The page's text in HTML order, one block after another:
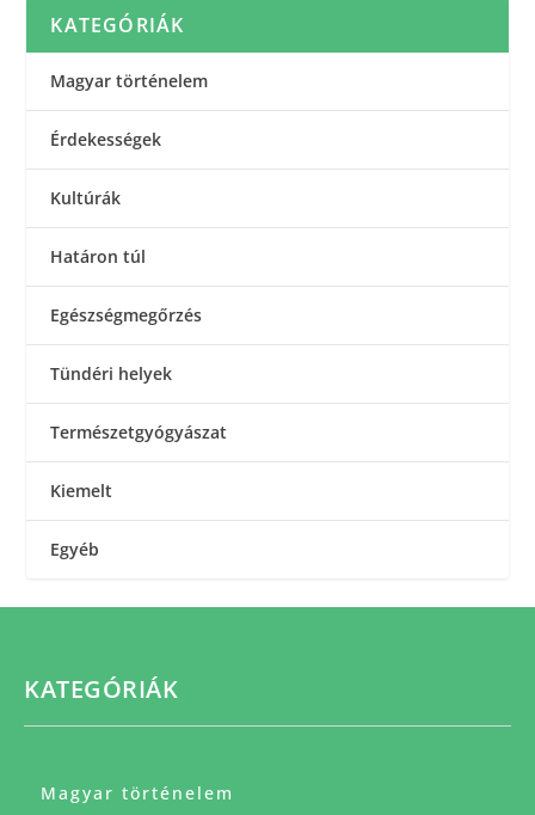
KATEGÓRIÁK
Magyar történelem
Érdekességek
Kultúrák
Határon túl
Egészségmegőrzés
Tündéri helyek
Természetgyógyászat
Kiemelt
Egyéb
KATEGÓRIÁK
Magyar történelem